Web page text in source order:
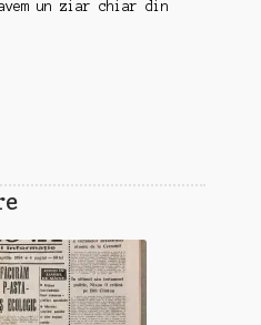
avem un ziar chiar din